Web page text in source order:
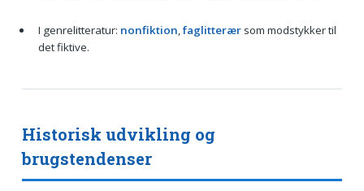
I genrelitteratur: nonfiktion,faglitterærsom modstykker til
det fiktive.
Historisk udvikling og
brugstendenser